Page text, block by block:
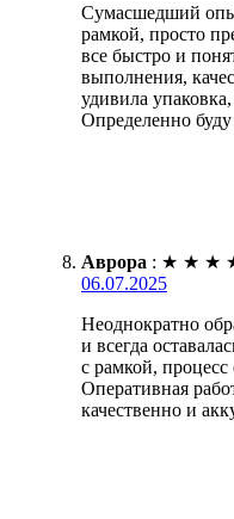
Сумасшедший
рамкой, просто
все быстро и
выполнения,
удивила
Определенно буду
Аврора : ★ ★ ★
06.07.2025
Неоднократно
и всегда
с рамкой,
Оперативная
качественно и